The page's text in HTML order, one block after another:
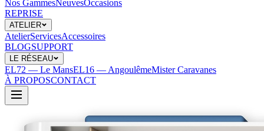
Nos GammesNeuvesOccasions
REPRISE
ATELIER
AtelierServicesAccessoires
BLOGSUPPORT
LE RÉSEAU
EL72 — Le MansEL16 — AngoulêmeMister Caravanes
À PROPOSCONTACT